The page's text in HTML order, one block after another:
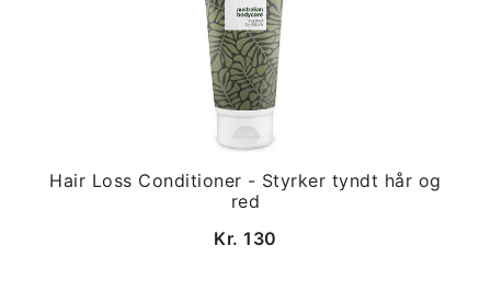
Hair Loss Conditioner - Styrker tyndt hår og
red
Kr. 130